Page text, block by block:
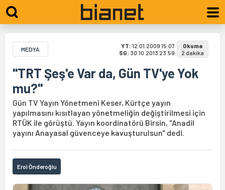
MEDYA YT: 12.01.2009 15:07
SG: 30.10.2013 23:59
Okuma
2 dakika
"TRT Şeş'e Var da, Gün TV'ye Yok
mu?"
Gün TV Yayın Yönetmeni Keser, Kürtçe yayın
yapılmasını kısıtlayan yönetmeliğin değiştirilmesi için
RTÜK ile görüştü. Yayın koordinatörü Birsin, "Anadil
yayını Anayasal güvenceye kavuşturulsun" dedi.
Erol Önderoğlu